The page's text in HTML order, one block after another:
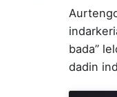
bada”
dadin